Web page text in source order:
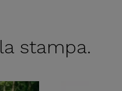
stampa.